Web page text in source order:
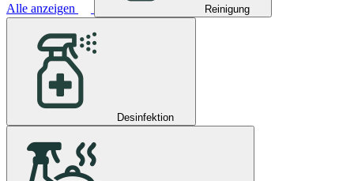
Alle anzeigen Reinigung
Desinfektion